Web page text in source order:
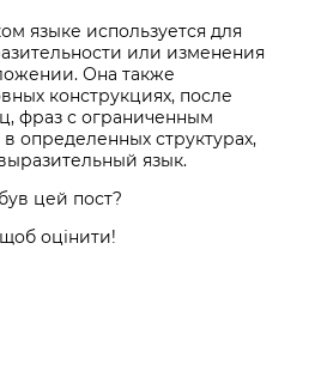
языке используется для
или изменения
Она также
конструкциях, после
фраз с ограниченным
определенных структурах,
язык.
цей пост?
щоб оцінити!